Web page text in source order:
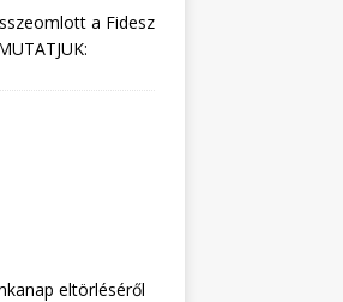
a Fidesz
eltörléséről